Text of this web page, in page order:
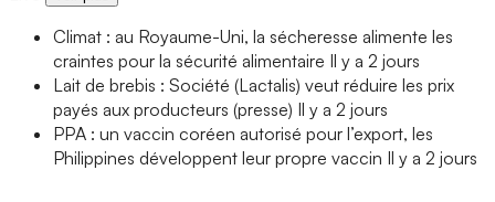
Climat : au Royaume-Uni, la sécheresse alimente les
craintes pour la sécurité alimentaire Il y a 2 jours
Lait de brebis : Société (Lactalis) veut réduire les prix
payés aux producteurs (presse) Il y a 2 jours
PPA : un vaccin coréen autorisé pour l’export, les
Philippines développent leur propre vaccin Il y a 2 jours